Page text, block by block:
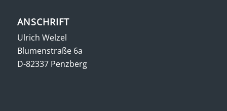
ANSCHRIFT
Ulrich Welzel
Blumenstraße 6a
D-82337 Penzberg